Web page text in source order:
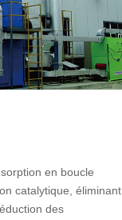
en boucle
catalytique, éliminant
des